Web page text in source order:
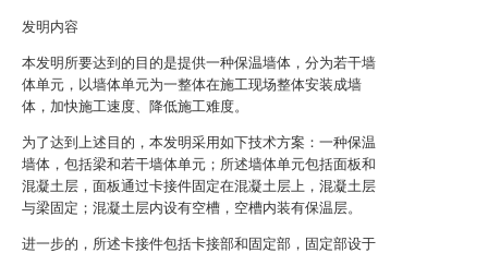
发明内容
本发明所要达到的目的是提供一种保温墙体，分为若干墙
体单元，以墙体单元为一整体在施工现场整体安装成墙
体，加快施工速度、降低施工难度。
为了达到上述目的，本发明采用如下技术方案：一种保温
墙体，包括梁和若干墙体单元；所述墙体单元包括面板和
混凝土层，面板通过卡接件固定在混凝土层上，混凝土层
与梁固定；混凝土层内设有空槽，空槽内装有保温层。
进一步的，所述卡接件包括卡接部和固定部，固定部设于